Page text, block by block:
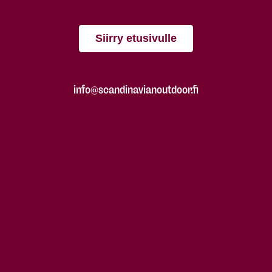
Siirry etusivulle
info@scandinavianoutdoor.fi